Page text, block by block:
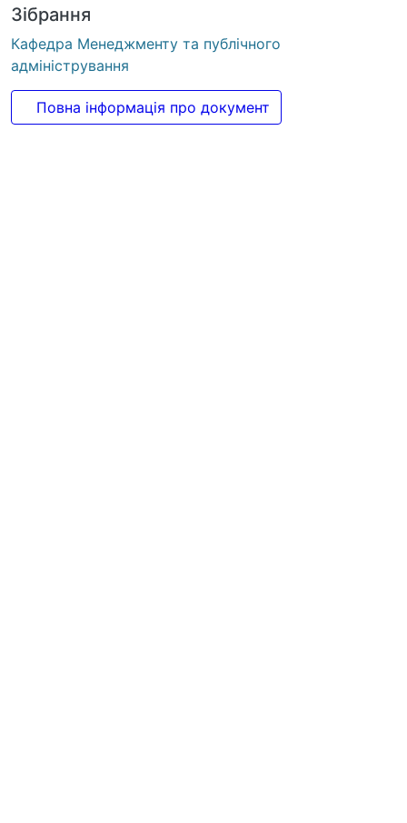
Зібрання
Кафедра Менеджменту та публічного адміністрування
Повна інформація про документ